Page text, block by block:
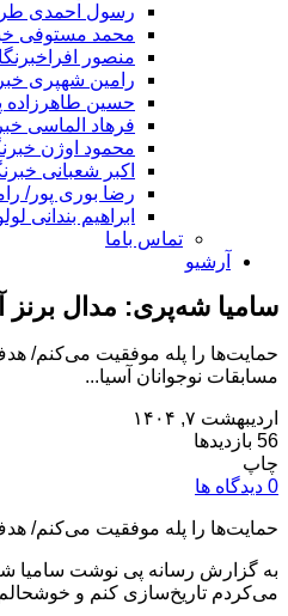
رسول احمدی
محمد مستوفی
منصور
رامین شهپری
حسین طاهرزاده
فرهاد الماسی
محمود اوژن
اکبر شعبانی
رضا بوری پور/
ابراهیم بندانی
تماس باما
آرشیو
سامیا شه‌پری: مدال
مسابقات نوجوانان آسیا...
اردیبهشت ۷, ۱۴۰۴
56 بازدیدها
چاپ
0 دیدگاه ها
حمایت‌ها را پله موفقیت می‌کنم/ هدف بعدی
می‌کردم تاریخ‌سازی کنم و